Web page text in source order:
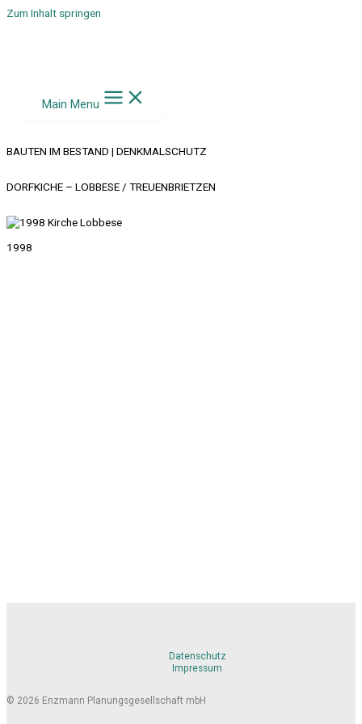
Zum Inhalt springen
Main Menu
BAUTEN IM BESTAND | DENKMALSCHUTZ
DORFKICHE – LOBBESE / TREUENBRIETZEN
1998
Datenschutz
Impressum
© 2026 Enzmann Planungsgesellschaft mbH